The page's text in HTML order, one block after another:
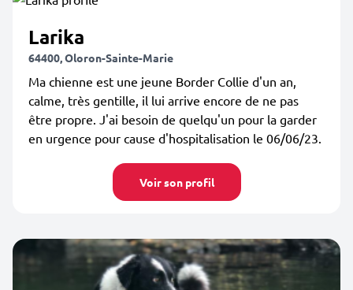
Larika
64400, Oloron-Sainte-Marie
Ma chienne est une jeune Border Collie d'un an,
calme, très gentille, il lui arrive encore de ne pas
être propre. J'ai besoin de quelqu'un pour la garder
en urgence pour cause d'hospitalisation le 06/06/23.
Voir son profil